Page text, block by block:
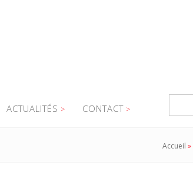
ACTUALITÉS CONTACT
Accueil »